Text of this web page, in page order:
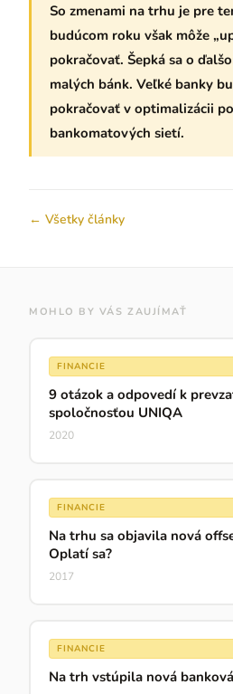
So zmenami na trhu je pre
budúcom roku však môže
pokračovať. Šepká sa o
malých bánk. Veľké banky
pokračovať v optimalizácii
bankomatových sietí.
← Všetky články
MOHLO BY VÁS ZAUJÍMAŤ
FINANCIE
9 otázok a odpovedí k
spoločnosťou UNIQA
2020
FINANCIE
Na trhu sa objavila nová
Oplatí sa?
2017
FINANCIE
Na trh vstúpila nová